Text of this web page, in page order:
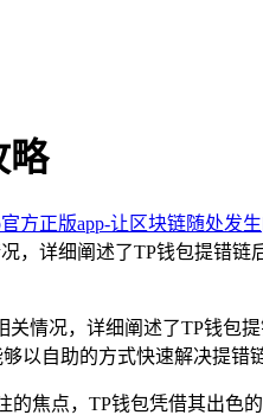
略
方正版app-让区块链随处发
，详细阐述了TP钱包提错
情况，详细阐述了TP钱
以自助的方式快速解决提错
焦点，TP钱包凭借其出